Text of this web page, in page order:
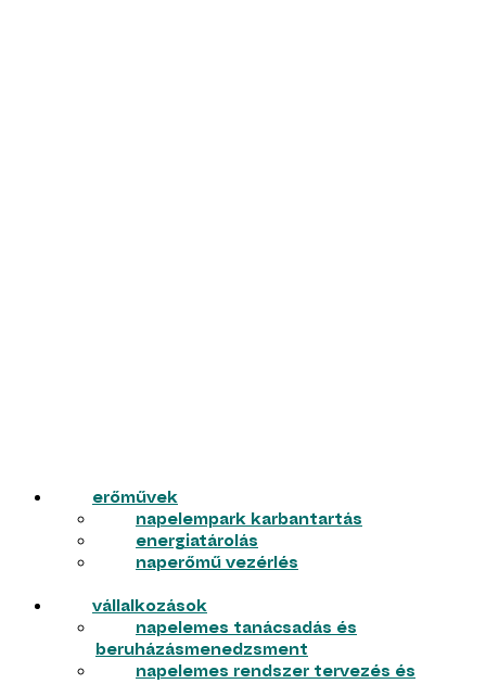
erőművek
napelempark karbantartás
energiatárolás
naperőmű vezérlés
vállalkozások
napelemes tanácsadás és
beruházásmenedzsment
napelemes rendszer tervezés és